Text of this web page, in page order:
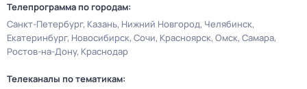
Телепрограмма по городам:
Санкт-Петербург Казань Нижний Новгород Челябинск
Екатеринбург Новосибирск Сочи Красноярск Омск Самара
Ростов-на-Дону Краснодар
Телеканалы по тематикам: